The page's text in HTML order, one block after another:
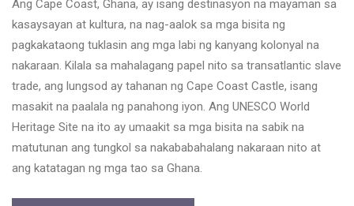
Ang Cape Coast, Ghana, ay isang destinasyon na mayaman sa
kasaysayan at kultura, na nag-aalok sa mga bisita ng
pagkakataong tuklasin ang mga labi ng kanyang kolonyal na
nakaraan. Kilala sa mahalagang papel nito sa transatlantic slave
trade, ang lungsod ay tahanan ng Cape Coast Castle, isang
masakit na paalala ng panahong iyon. Ang UNESCO World
Heritage Site na ito ay umaakit sa mga bisita na sabik na
matutunan ang tungkol sa nakababahalang nakaraan nito at
ang katatagan ng mga tao sa Ghana.